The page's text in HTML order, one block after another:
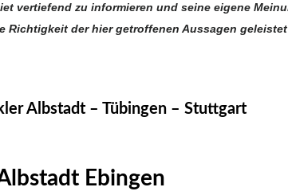
vertiefend zu informieren und seine eigene
Richtigkeit der hier getroffenen Aussagen geleistet
Albstadt – Tübingen – Stuttgart
Ebingen